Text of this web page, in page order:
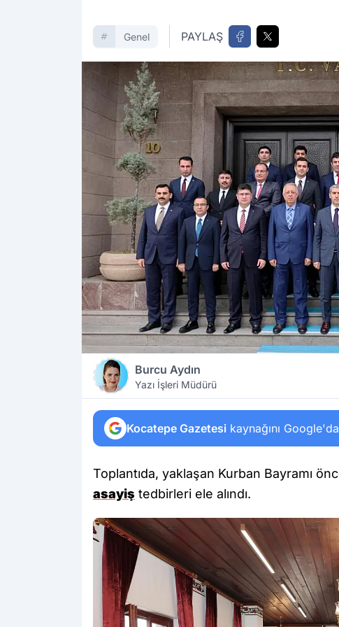
Genel PAYLAŞ
Burcu Aydın
Yazı İşleri Müdürü
Kocatepe Gazetesi kaynağını
Toplantıda, yaklaşan Kurban Bayramı
asayiş tedbirleri ele alındı.